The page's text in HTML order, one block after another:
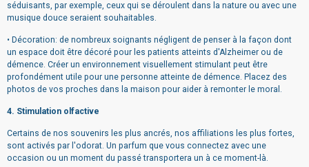
séduisants, par exemple, ceux qui se déroulent dans la nature ou avec une
musique douce seraient souhaitables.
• Décoration: de nombreux soignants négligent de penser à la façon dont
un espace doit être décoré pour les patients atteints d'Alzheimer ou de
démence. Créer un environnement visuellement stimulant peut être
profondément utile pour une personne atteinte de démence. Placez des
photos de vos proches dans la maison pour aider à remonter le moral.
4. Stimulation olfactive
Certains de nos souvenirs les plus ancrés, nos affiliations les plus fortes,
sont activés par l'odorat. Un parfum que vous connectez avec une
occasion ou un moment du passé transportera un à ce moment-là.